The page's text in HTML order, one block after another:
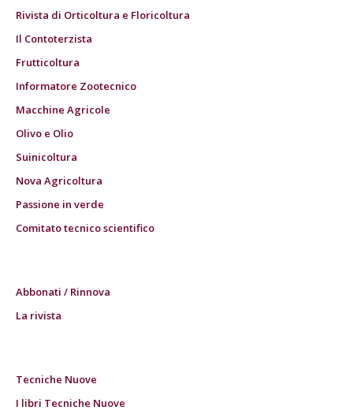
Rivista di Orticoltura e Floricoltura
Il Contoterzista
Frutticoltura
Informatore Zootecnico
Macchine Agricole
Olivo e Olio
Suinicoltura
Nova Agricoltura
Passione in verde
Comitato tecnico scientifico
Abbonati / Rinnova
La rivista
Tecniche Nuove
I libri Tecniche Nuove